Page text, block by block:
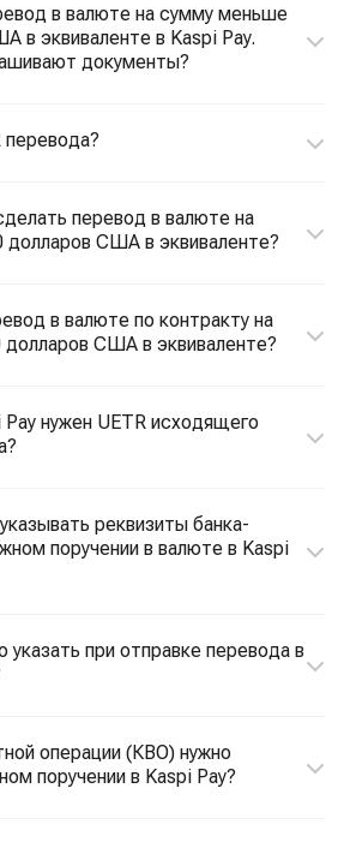
в валюте на сумму меньше
в эквиваленте в Kaspi Pay.
документы?
перевода?
перевод в валюте на
США в эквиваленте?
в валюте по контракту на
США в эквиваленте?
нужен UETR исходящего
реквизиты банка-
поручении в валюте в Kaspi
при отправке перевода в
операции (КВО) нужно
поручении в Kaspi Pay?